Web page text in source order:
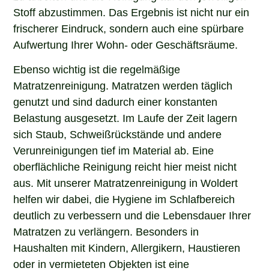
Stoff abzustimmen. Das Ergebnis ist nicht nur ein
frischerer Eindruck, sondern auch eine spürbare
Aufwertung Ihrer Wohn- oder Geschäftsräume.
Ebenso wichtig ist die regelmäßige
Matratzenreinigung. Matratzen werden täglich
genutzt und sind dadurch einer konstanten
Belastung ausgesetzt. Im Laufe der Zeit lagern
sich Staub, Schweißrückstände und andere
Verunreinigungen tief im Material ab. Eine
oberflächliche Reinigung reicht hier meist nicht
aus. Mit unserer Matratzenreinigung in Woldert
helfen wir dabei, die Hygiene im Schlafbereich
deutlich zu verbessern und die Lebensdauer Ihrer
Matratzen zu verlängern. Besonders in
Haushalten mit Kindern, Allergikern, Haustieren
oder in vermieteten Objekten ist eine